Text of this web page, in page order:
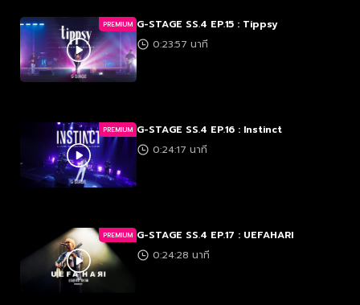
PREMIUM G-STAGE SS.4 EP.15 : Tippsy
0:23:57 นาที
PREMIUM G-STAGE SS.4 EP.16 : Instinct
0:24:17 นาที
PREMIUM G-STAGE SS.4 EP.17 : UEFAHARI
0:24:28 นาที